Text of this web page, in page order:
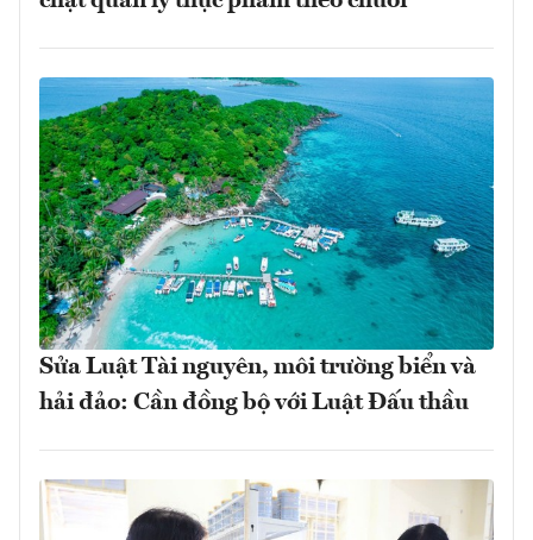
Sửa Luật Tài nguyên, môi trường biển và
hải đảo: Cần đồng bộ với Luật Đấu thầu